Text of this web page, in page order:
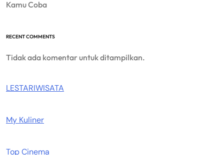
Kamu Coba
RECENT COMMENTS
Tidak ada komentar untuk ditampilkan.
LESTARIWISATA
My Kuliner
Top Cinema